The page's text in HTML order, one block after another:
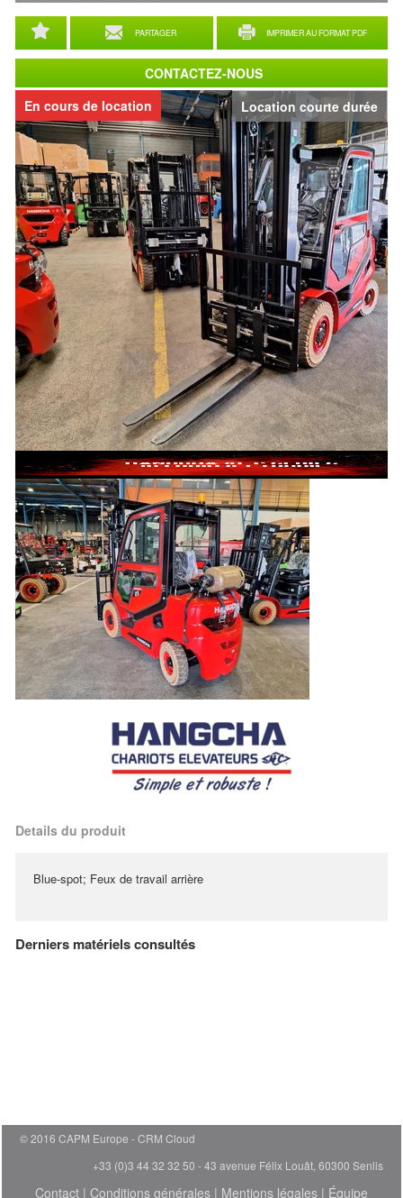
Location courte durée
En cours de location
PARTAGER IMPRIMER AU FORMAT PDF
Details du produit
Blue-spot; Feux de travail arrière
CONTACTEZ-NOUS
Derniers matériels consultés
© 2016 CAPM Europe
CRM Cloud
+33 (0)3 44 32 32 50 - 43 avenue Félix Louât, 60300 Senlis
Contact | Conditions générales | Mentions légales | Équipe